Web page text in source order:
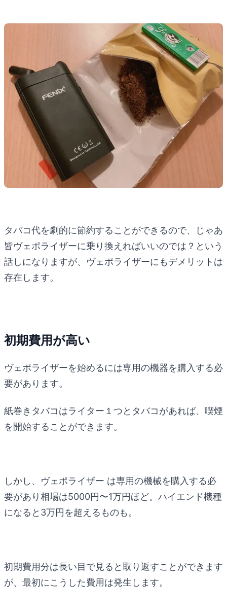
タバコ代を劇的に節約することができるので、じゃあ
皆ヴェポライザーに乗り換えればいいのでは？という
話しになりますが、ヴェポライザーにもデメリットは
存在します。
初期費用が高い
ヴェポライザーを始めるには専用の機器を購入する必
要があります。
紙巻きタバコはライター１つとタバコがあれば、喫煙
を開始することができます。
しかし、ヴェポライザー は専用の機械を購入する必
要があり相場は5000円〜1万円ほど。ハイエンド機種
になると3万円を超えるものも。
初期費用分は長い目で見ると取り返すことができます
が、最初にこうした費用は発生します。